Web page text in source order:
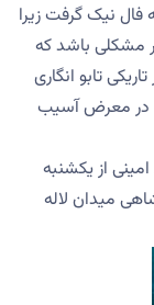
فال نیک گرفت زیرا
مشکلی باشد که
تابو انگاری
در معرض آسیب
از یکشنبه
امیرشاهی میدان لاله